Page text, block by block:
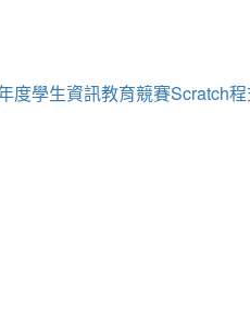
度學生資訊教育競賽Scratch